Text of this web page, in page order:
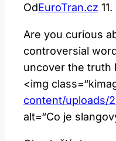
OdEuroTran.cz
Are you curious
⁣controversial
uncover the truth​
<img
content/uploads/
alt=“Co ⁢je